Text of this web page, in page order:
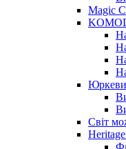
Magic
Світ